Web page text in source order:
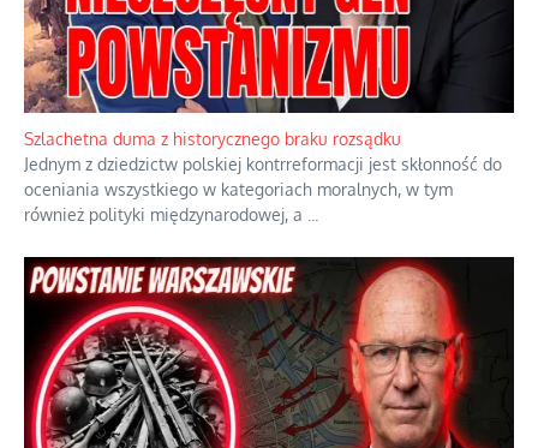
Szlachetna duma z historycznego braku rozsądku
Jednym z dziedzictw polskiej kontrreformacji jest skłonność do
oceniania wszystkiego w kategoriach moralnych, w tym
również polityki międzynarodowej, a